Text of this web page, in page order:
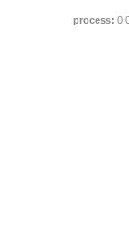
process: